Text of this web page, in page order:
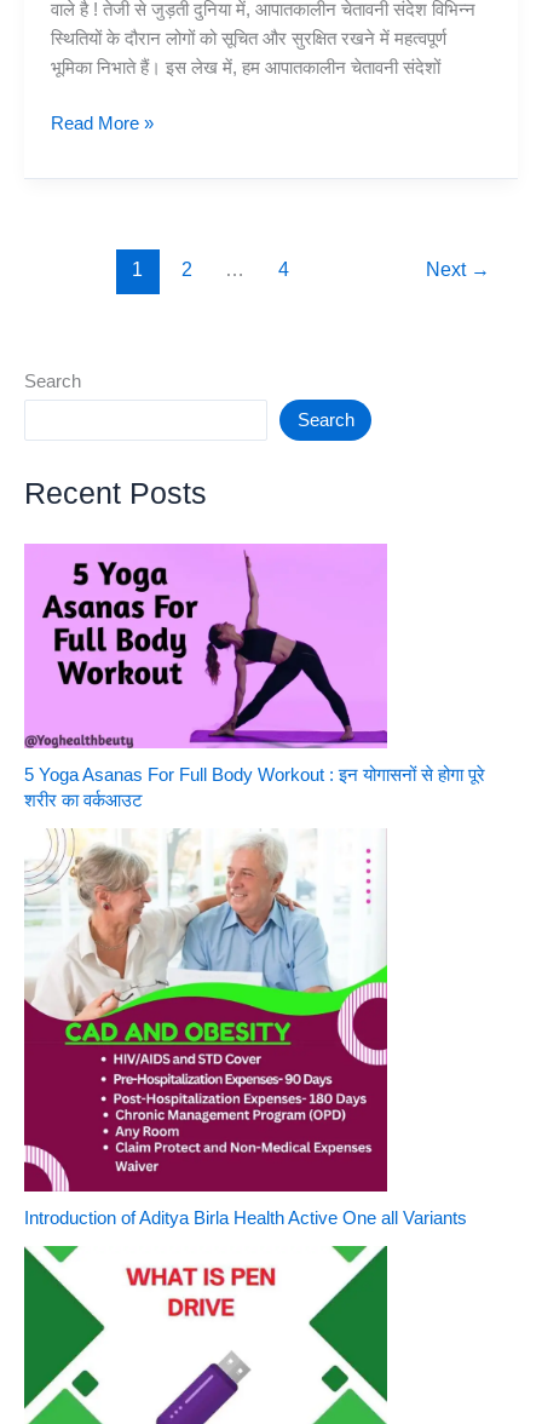
वाले है ! तेजी से जुड़ती दुनिया में, आपातकालीन चेतावनी संदेश विभिन्न
स्थितियों के दौरान लोगों को सूचित और सुरक्षित रखने में महत्वपूर्ण
भूमिका निभाते हैं। इस लेख में, हम आपातकालीन चेतावनी संदेशों
Understanding
Alert
You
to
Read More »
1 2 … 4 Next →
Search
Search
Recent Posts
5 Yoga Asanas For Full Body Workout : इन योगासनों से होगा पूरे
शरीर का वर्कआउट
Introduction of Aditya Birla Health Active One all Variants